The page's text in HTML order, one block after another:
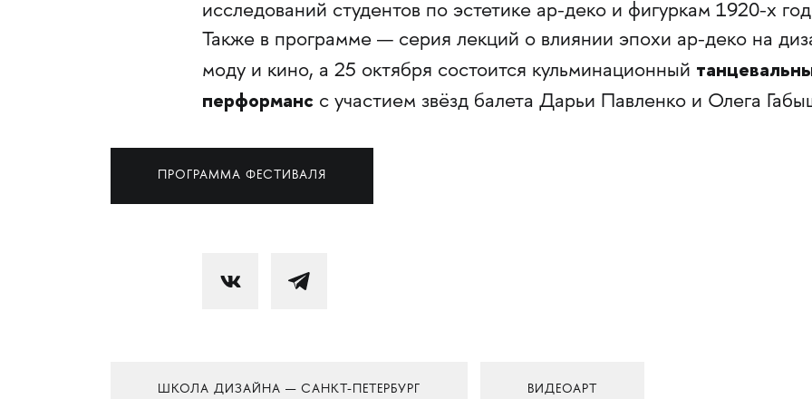
исследований студентов по эстетике ар-деко и фигуркам 1920-х
Также в программе — серия лекций о влиянии эпохи ар-деко на
моду и кино, а 25 октября состоится кульминационный
перформансс участием звёзд балета Дарьи Павленко и Олега
ПРОГРАММА ФЕСТИВАЛЯ
ШКОЛА ДИЗАЙНА — САНКТ-ПЕТЕРБУРГ ВИДЕОАРТ